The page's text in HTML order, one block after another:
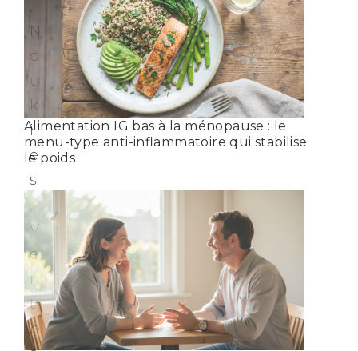
Alimentation IG bas à la ménopause : le
menu-type anti-inflammatoire qui stabilise
le poids